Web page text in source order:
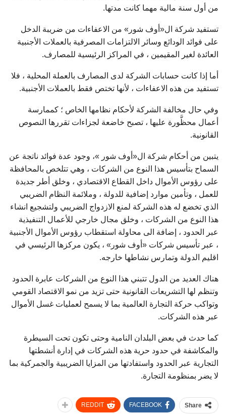
من أول سنة مالية مهما كانت مدتها.
تستفيد شركة ال«أوف شور» من الاعفاءات من ضريبة الدخل
على فوائد الودائع وسائر الالتزامات المصرفية بالعملات الأجنبية
العائدة لغير المقيمين ، في المراكز الرئيسية للمصارف.
أما إذا كانت حسابات الشركة لدى المصارف بالعملة المحلية ، فلا
تستفيد من هذه الاعفاءات ، لأنها تختص فقط بالعملات الأجنبية.
وفي حال مخالفة الشركة لأحكام نظامها الخاص ؛ كممارسة
أعمال محظَّورة عليها ، تصبح خاضعة لجزاءات تقررها النصوص
القانونية.
يتبين من أحكام شركة ال«أوف شور »، وجود عدة فوائد ناتجة عن
السماح بتأسيس هذا النوع من الشركات ، وهي تتلخص بالمحافظة
على رؤوس الأموال داخل القطاع الاقتصادي ، وخلق أطر جديدة
للعمل ، وتأمين موارد إضافية للدولة ، وملائمة النظام الضريبي
الذي تخضع له هذه الشركة لمنع الازدواج الضريبي ولتشجيع انشاء
هذا النوع من الشركات ، وخلق مجال خارجي للأعمال التنفيذية
عبر الحدود ، إضافة الى محاولة استقطاب رؤوس الأموال الأجنبية
، عبر تأسيس شركات «أوف شور» ، يكون مركزها الرئيسي في
اقليم الدولة وتمارس نشاطها خارجه.
هناك العديد من الدول تتبني هذا النوع من الشركات عابرة الحدود
وتنظم لها التشريعات القانونية حتى تزيد من نمو الاقتصاد القومي
وتواكب حركة التجارة العالمية بما لا يسمح لعمليات غسل الأموال
عبر هذه الشركات.
كما حدث في بعض البلدان النامية وحتى تكون تحت السيطرة
والمكاشفة في حدود حرية هذه الشركات في إدارة أنشطتها
التجارية عبر الحدود واستفادتها من المزايا الضريبية والجمركية بما
لا يضر بمنظومة التجارة.
Share
FACEBOOK
REDDIT